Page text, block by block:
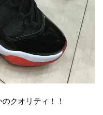
クオリティ！！